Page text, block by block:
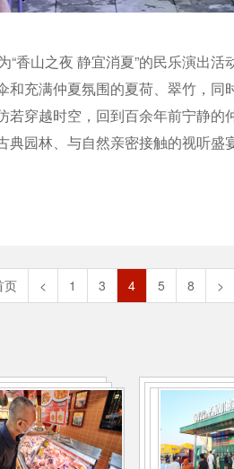
香山之夜 静宜消夏”的民乐演出
充满仲夏氛围的夏荷、翠竹，
穿越时空，回到百余年前宁静的
典园林、与自然亲密接触的视听盛
页 < 1 3 4 5 8 >